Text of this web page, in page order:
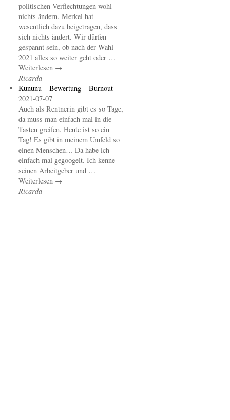
politischen Verflechtungen wohl
nichts ändern. Merkel hat
wesentlich dazu beigetragen, dass
sich nichts ändert. Wir dürfen
gespannt sein, ob nach der Wahl
2021 alles so weiter geht oder …
Weiterlesen →
Ricarda
Kununu – Bewertung – Burnout
2021-07-07
Auch als Rentnerin gibt es so Tage,
da muss man einfach mal in die
Tasten greifen. Heute ist so ein
Tag! Es gibt in meinem Umfeld so
einen Menschen… Da habe ich
einfach mal gegoogelt. Ich kenne
seinen Arbeitgeber und …
Weiterlesen →
Ricarda